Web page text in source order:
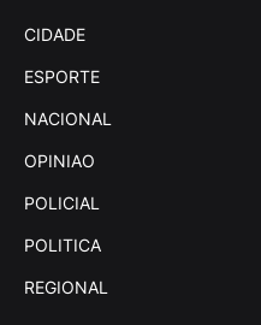
CIDADE
ESPORTE
NACIONAL
OPINIAO
POLICIAL
POLITICA
REGIONAL